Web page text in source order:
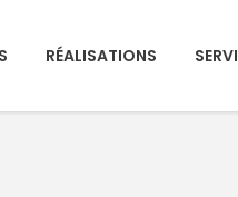
RÉALISATIONS